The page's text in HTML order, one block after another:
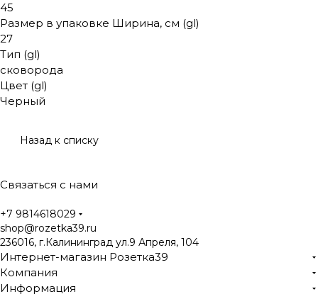
45
Размер в упаковке Ширина, см (gl)
27
Тип (gl)
сковорода
Цвет (gl)
Черный
Назад к списку
Связаться с нами
+7 9814618029
shop@rozetka39.ru
236016, г.Калининград ул.9 Апреля, 104
Интернет-магазин Розетка39
Компания
Информация